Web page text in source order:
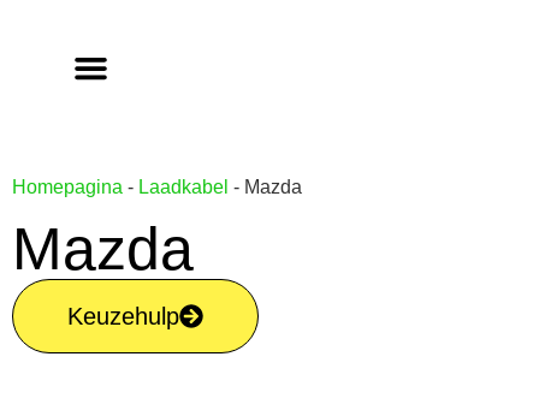
Homepagina - Laadkabel - Mazda
Mazda
Keuzehulp